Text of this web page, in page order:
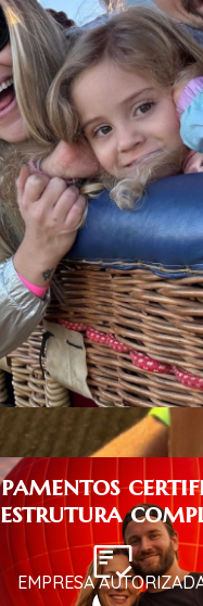
EMPRESA